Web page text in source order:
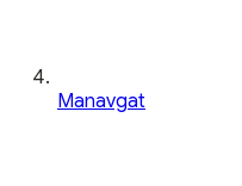
Manavgat